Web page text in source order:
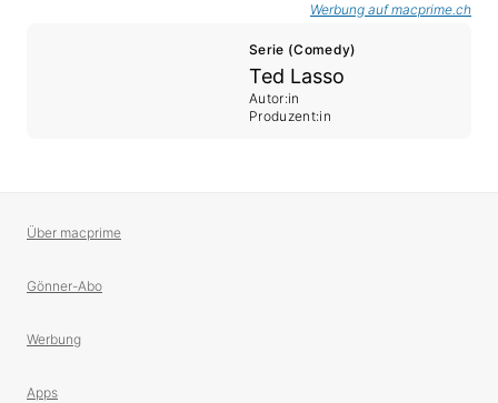
Werbung auf macprime.ch
Serie (Comedy)
Ted Lasso
Autor:in
Produzent:in
Über macprime
Gönner-Abo
Werbung
Apps